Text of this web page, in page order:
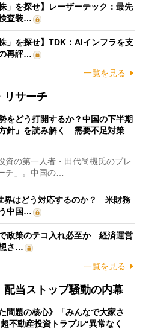
」を探せ】レーザーテック：最先
査装…
」を探せ】TDK：AIインフラを支
再評…
一覧を見る
リサーチ
をどう打開するか？中国の下半期
針」を読み解く 需要不足対策
の第一人者・田代尚機氏のプレ
チ」。中国の…
界はどう対応するのか？ 米財務
中国…
政策のテコ入れ必至か 経済運営
さ…
一覧を見る
配当ストップ騒動の内幕
問題の核心》「みんなで大家さ
不動産投資トラブル“異常なく